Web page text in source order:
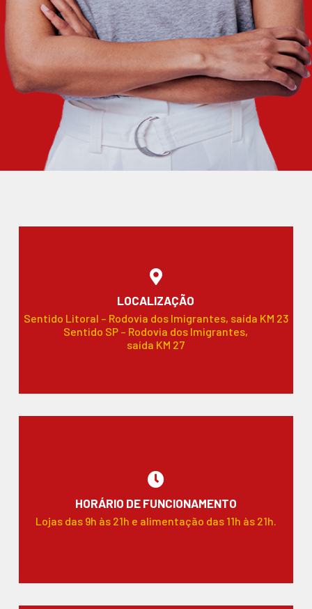
LOCALIZAÇÃO
Sentido Litoral – Rodovia dos Imigrantes, saída KM 23
Sentido SP – Rodovia dos Imigrantes,
saída KM 27
HORÁRIO DE FUNCIONAMENTO
Lojas das 9h às 21h e alimentação das 11h às 21h.